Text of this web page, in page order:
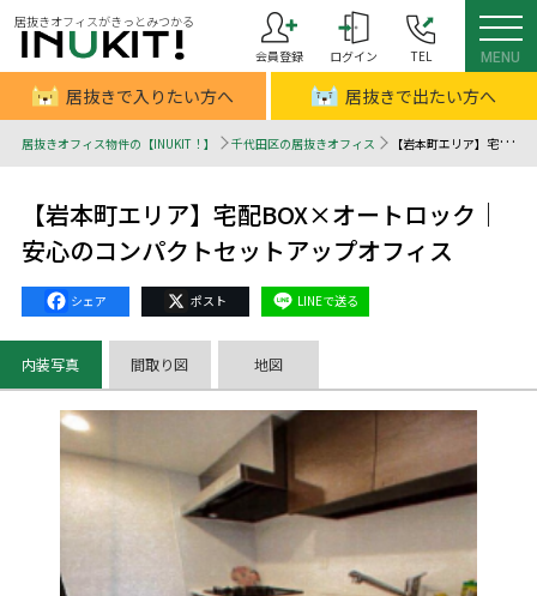
居抜きオフィスがきっとみつかる
会員登録
ログイン TEL MENU
居抜きで入りたい方へ 居抜きで出たい方へ
居抜きオフィス物件の【INUKIT！】 千代田区の居抜きオフィス 【岩本町エリア】宅配BOX×オートロック｜安心のコンパクトセットアップオフィス - 居抜きオフィスはINUKIT！（イヌキット）
【岩本町エリア】宅配BOX×オートロック｜
安心のコンパクトセットアップオフィス
Facebook
X Line
内装写真 間取り図 地図